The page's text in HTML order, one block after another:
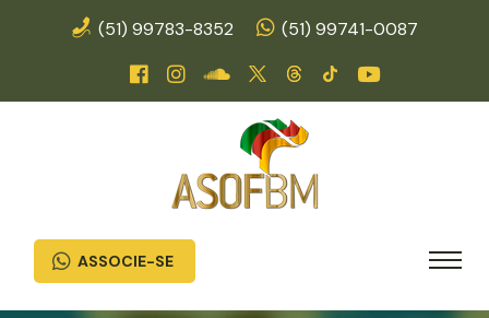
(51) 99783-8352 (51) 99741-0087
ASSOCIE-SE